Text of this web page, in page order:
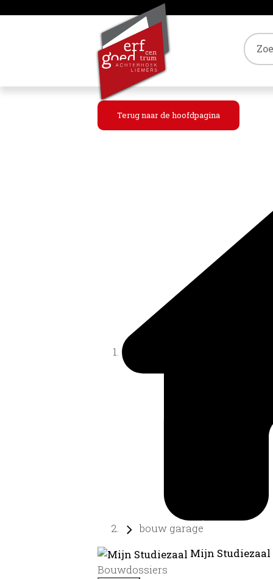
Terug naar de hoofdpagina
bouw garage
Mijn
Bouwdossiers